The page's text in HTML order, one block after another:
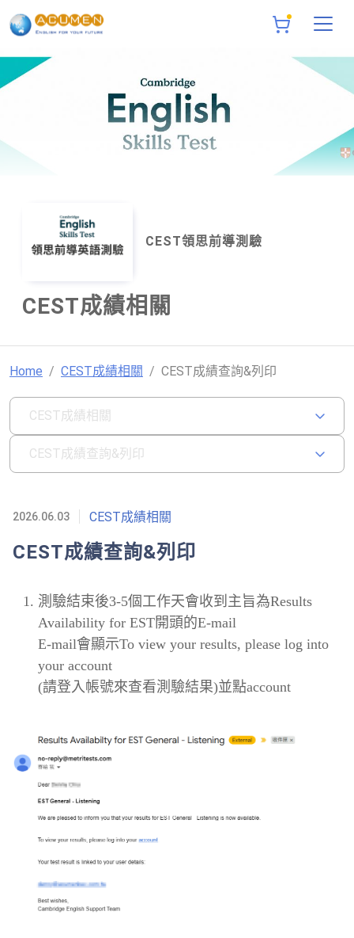
CEST領思前導測驗
CEST成績相關
Home CEST成績相關 CEST成績查詢&列印
CEST成績相關
CEST成績查詢&列印
2026.06.03 CEST成績相關
CEST成績查詢&列印
測驗結束後3-5個工作天會收到主旨為Results
Availability for EST開頭的E-mail
E-mail會顯示To view your results, please log into
your account
(請登入帳號來查看測驗結果)並點account